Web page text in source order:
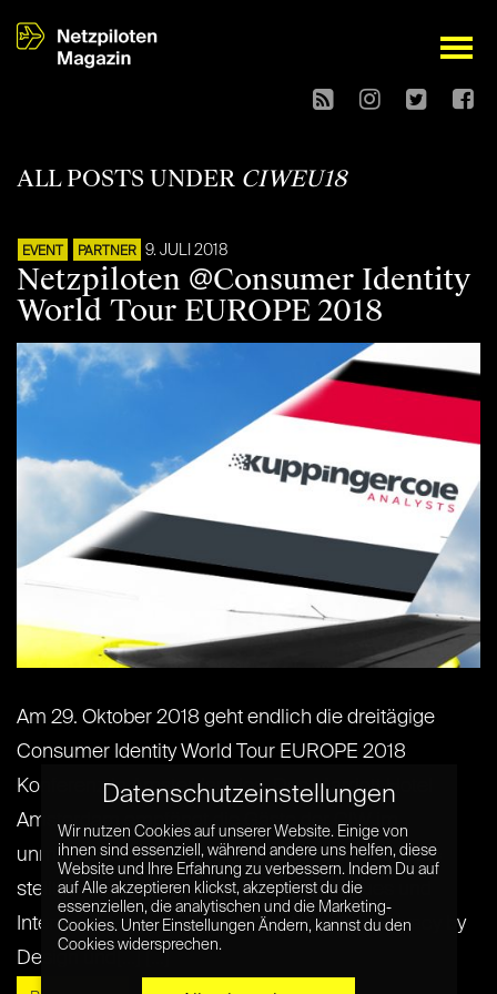
open
ALL POSTS UNDER CIWEU18
EVENT PARTNER 9. JULI 2018
Netzpiloten @Consumer Identity
World Tour EUROPE 2018
Am 29. Oktober 2018 geht endlich die dreitägige
Consumer Identity World Tour EUROPE 2018
Konferenz in Amsterdam los. Das Marriott Hotel
Amsterdam empfängt die Gäste der CIW im
unmittelbaren Zentrum der Stadt. KuppingerCole
stellt 26 Sprecher auf die Bühne, die Neues und
Interessantes zum Thema Kundeservice, Privacy by
Design und[...] [...]
Datenschutzeinstellungen
Wir nutzen Cookies auf unserer Website. Einige von
ihnen sind essenziell, während andere uns helfen, diese
Website und Ihre Erfahrung zu verbessern. Indem Du auf
auf Alle akzeptieren klickst, akzeptierst du die
essenziellen, die analytischen und die Marketing-
Cookies. Unter Einstellungen Ändern, kannst du den
Cookies widersprechen.